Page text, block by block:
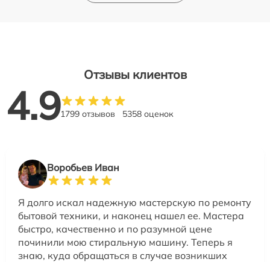
Отзывы клиентов
4.91799 отзывов 5358 оценок
Воробьев Иван
Я долго искал надежную мастерскую по ремонту
бытовой техники, и наконец нашел ее. Мастера
быстро, качественно и по разумной цене
починили мою стиральную машину. Теперь я
знаю, куда обращаться в случае возникших